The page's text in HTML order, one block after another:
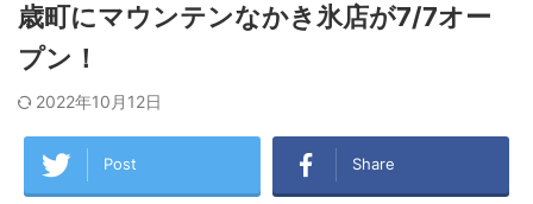
歳町にマウンテンなかき氷店が7/7オー
プン！
2022年10月12日
Post Share